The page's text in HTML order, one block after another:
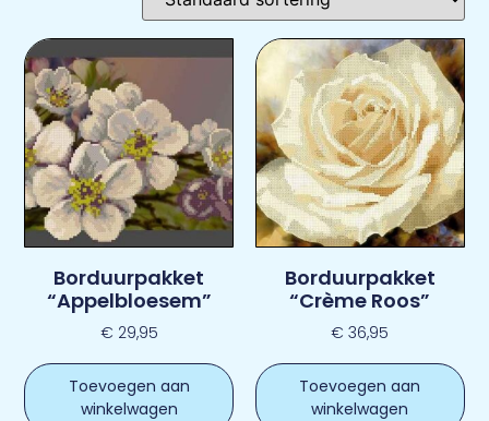
Borduurpakket
“Appelbloesem”
€ 29,95
Toevoegen aan
winkelwagen
Borduurpakket
“Crème Roos”
€ 36,95
Toevoegen aan
winkelwagen